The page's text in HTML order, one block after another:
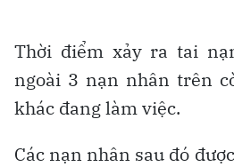
Thời điểm xảy ra tai
ngoài 3 nạn nhân trên
khác đang làm việc.
Các nạn nhân sau đó